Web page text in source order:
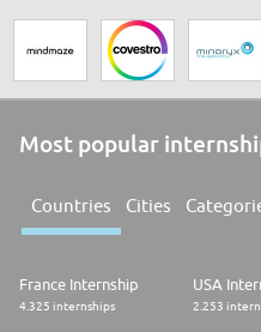
Most popular
Countries Cities
France Internship
4.325 internships
USA
2.253